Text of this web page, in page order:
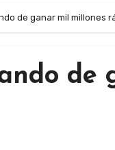
de ganar mil millones
de